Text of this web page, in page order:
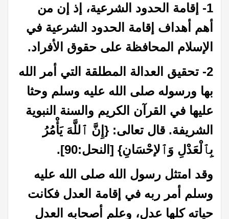
1- إقامة الحدود الشرعية، إذ إن من
أهم أهداف إقامة الحدود الشرعية في
الإسلام المحافظة على حقوق الأفراد.
2- تحقيق العدالة المطلقة التي أمر الله
بها ورسوله صلى الله عليه وسلم وحثا
عليها في القرآن الكريم والسنة النبوية
الشريفة. قال تعالى: {إِنَّ ٱللَّهَ يَأْمُرُ
بِٱلْعَدْلِ وَٱلإحْسَانِ} [النحل:90].
وقد امتثل رسول الله صلى الله عليه
وسلم أمر ربه في إقامة العدل فكانت
حياته كلها عدل، وعلم أصحابه العدل